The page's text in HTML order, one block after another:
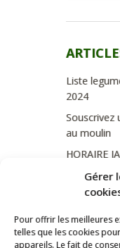
Gérer
Pour offrir les meilleures
telles que les cookies
appareils. Le fait de
Liste
2024
Souscrivez
au moulin
HORAIRE
Soutien
JOURNEE